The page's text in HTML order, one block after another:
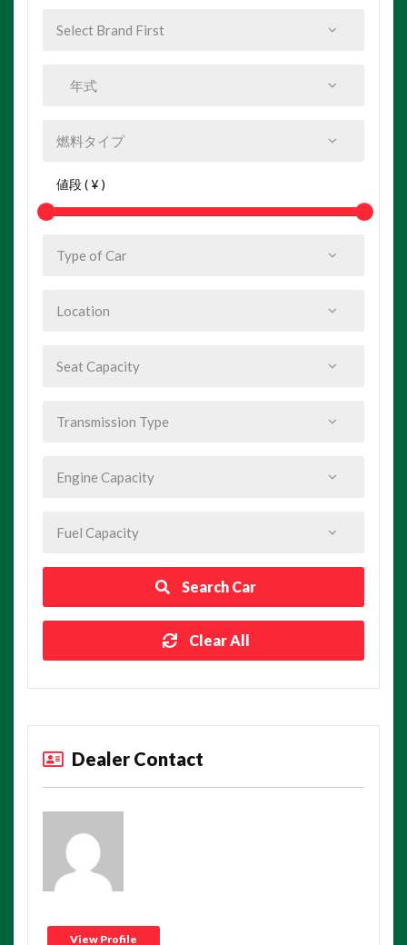
値段 ( ¥ )
Search Car
Clear All
Dealer Contact
View Profile